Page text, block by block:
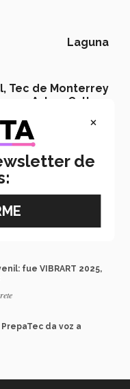
Laguna
Tec de Monterrey
Arte y Cultura
Arte y Cultura
por una beca
fue VIBRART 2025,
da voz a
×
de